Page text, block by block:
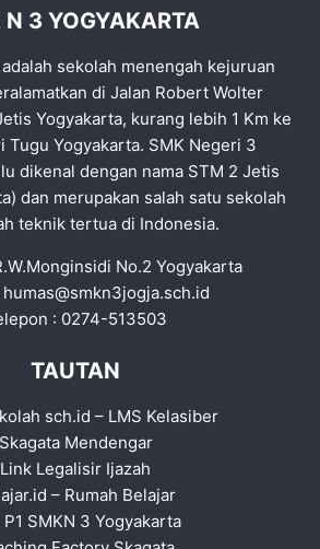
N 3 YOGYAKARTA
adalah sekolah menengah kejuruan
di Jalan Robert Wolter
Yogyakarta, kurang lebih 1 Km ke
Tugu Yogyakarta. SMK Negeri 3
dikenal dengan nama STM 2 Jetis
dan merupakan salah satu sekolah
teknik tertua di Indonesia.
No.2 Yogyakarta
humas@smkn3jogja.sch.id
: 0274-513503
TAUTAN
sch.id – LMS Kelasiber
Skagata Mendengar
Link Legalisir Ijazah
– Rumah Belajar
P1 SMKN 3 Yogyakarta